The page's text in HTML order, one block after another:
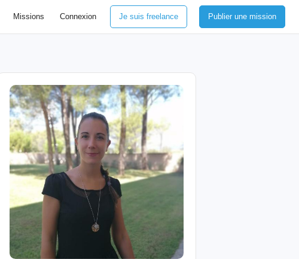
Missions Connexion Je suis freelance Publier une mission